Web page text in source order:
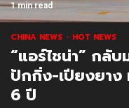
1 min read
CHINA NEWS HOT NEWS
“แอร์ไชน่า” กลั
ปักกิ่ง-เปียงยาง
6 ปี